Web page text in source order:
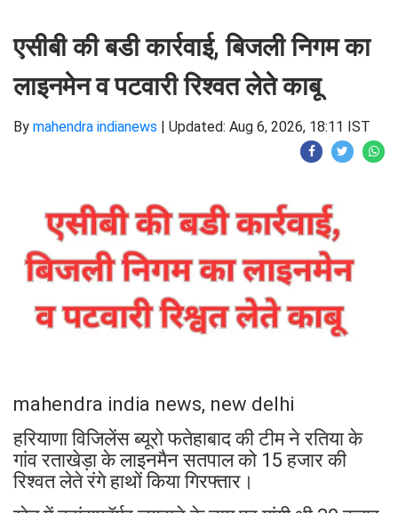
एसीबी की बडी कार्रवाई, बिजली निगम का
लाइनमेन व पटवारी रिश्वत लेते काबू
By mahendra indianews Updated: Aug 6, 2026, 18:11 IST
mahendra india news, new delhi
हरियाणा विजिलेंस ब्यूरो फतेहाबाद की टीम ने रतिया के
गांव रताखेड़ा के लाइनमैन सतपाल को 15 हजार की
रिश्वत लेते रंगे हाथों किया गिरफ्तार।